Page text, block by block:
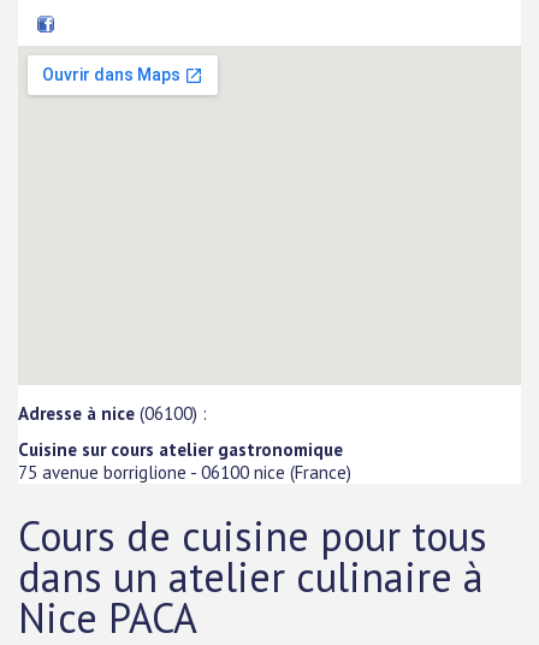
Adresse à nice (06100) :
Cuisine sur cours atelier gastronomique
75 avenue borriglione - 06100 nice (France)
Cours de cuisine pour tous
dans un atelier culinaire à
Nice PACA